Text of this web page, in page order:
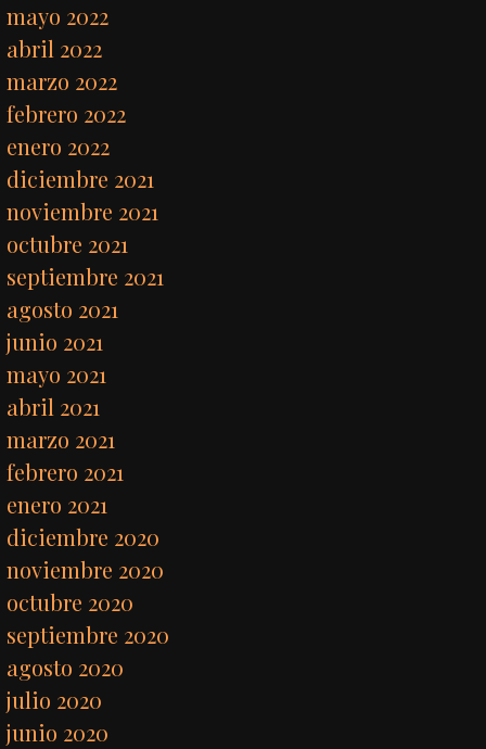
mayo 2022
abril 2022
marzo 2022
febrero 2022
enero 2022
diciembre 2021
noviembre 2021
octubre 2021
septiembre 2021
agosto 2021
junio 2021
mayo 2021
abril 2021
marzo 2021
febrero 2021
enero 2021
diciembre 2020
noviembre 2020
octubre 2020
septiembre 2020
agosto 2020
julio 2020
junio 2020